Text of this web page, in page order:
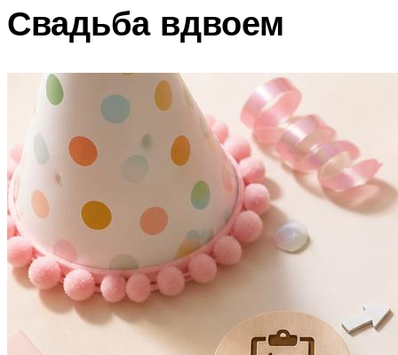
Свадьба вдвоем